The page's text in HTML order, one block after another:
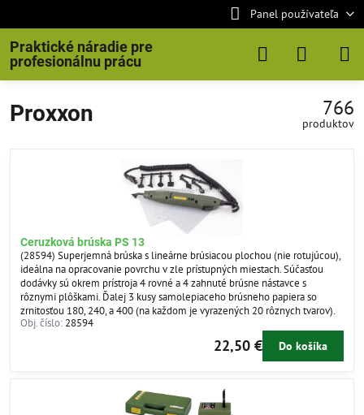
Panel používateľa
Praktické náradie pre
profesionálnu prácu
Proxxon 766
produktov
Ceruzková brúska PS 13
(28594) Superjemná brúska s lineárne brúsiacou plochou (nie rotujúcou),
ideálna na opracovanie povrchu v zle prístupných miestach. Súčasťou
dodávky sú okrem prístroja 4 rovné a 4 zahnuté brúsne nástavce s
rôznymi plôškami. Ďalej 3 kusy samolepiaceho brúsneho papiera so
zrnitosťou 180, 240, a 400 (na každom je vyrazených 20 rôznych tvarov).
Obj. číslo: 28594
22,50 € Do košíka